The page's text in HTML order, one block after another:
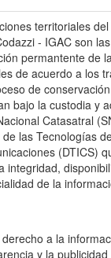
territoriales
- IGAC son
permantente de
de acuerdo a los
de
bajo la custodia y
Catasatral
de las Tecnologías
(DTICS)
integridad,
de la
a la
y la